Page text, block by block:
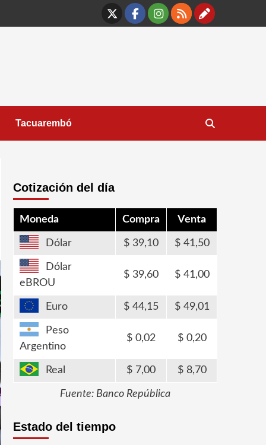
X Facebook
Instagram
RSS
Tacuarembó
Cotización del día
Moneda Compra Venta
Dólar 39,10 41,50
Dólar
eBROU
39,60 41,00
Euro 44,15 49,01
Peso
Argentino
0,02 0,20
Real 7,00 8,70
Fuente: Banco República
Estado del tiempo